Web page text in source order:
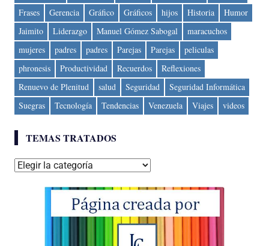
Frases
Gerencia Gráfico Gráficos hijos Historia
Humor
Jaimito
Liderazgo Manuel Gómez Sabogal
maracuchos
mujeres
padres padres Parejas Parejas
peliculas
phronesis
Productividad Recuerdos
Reflexiones
Renuevo de Plenitud
salud Seguridad
Seguridad Informática
Suegras
Tecnología Tendencias Venezuela Viajes videos
TEMAS TRATADOS
Temas